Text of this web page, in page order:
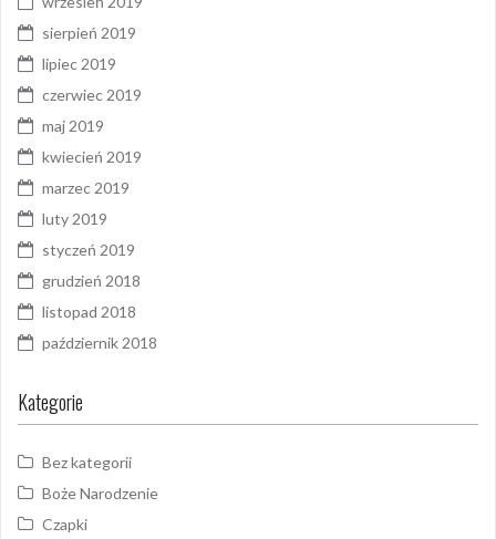
sierpień 2019
lipiec 2019
czerwiec 2019
maj 2019
kwiecień 2019
marzec 2019
luty 2019
styczeń 2019
grudzień 2018
listopad 2018
październik 2018
Kategorie
Bez kategorii
Boże Narodzenie
Czapki